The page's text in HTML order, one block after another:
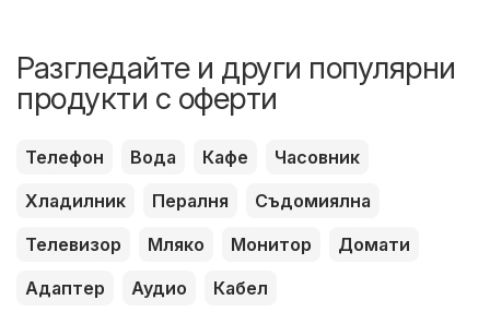
Разгледайте и други популярни
продукти с оферти
Телефон Вода Кафе
Часовник
Хладилник
Пералня
Съдомиялна
Телевизор
Мляко Монитор
Домати
Адаптер
Аудио Кабел